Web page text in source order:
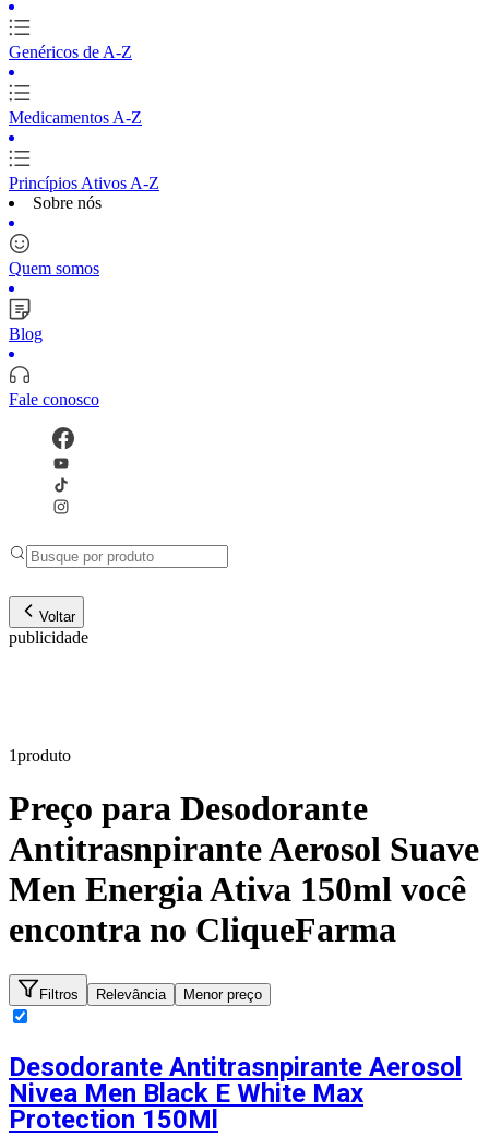
Genéricos de A-Z
Medicamentos A-Z
Princípios Ativos A-Z
Sobre nós
Quem somos
Blog
Fale conosco
Voltar
publicidade
1produto
Preço para Desodorante
Antitrasnpirante Aerosol Suave
Men Energia Ativa 150ml você
encontra no CliqueFarma
Filtros Relevância Menor preço
Desodorante Antitrasnpirante Aerosol
Nivea Men Black E White Max
Protection 150Ml